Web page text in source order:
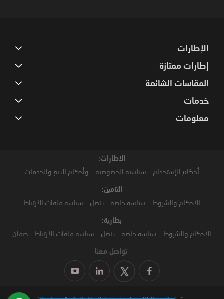
الإطارات
إطارات ممتازة
المقاسات الشائعة
خدمات
معلومات
الإطارات:
أحكام الإستخدام سياسية الخصوصية وأحكام البيع والخدمات
التأمين:
الأحكام والشروط سياسة خاصة تنصل سياسة ملفات الارتباط
بطارية:
الأحكام والشروط سياسة خاصة تنصل سياسة ملفات الارتباط ضمان
تواصل معنا